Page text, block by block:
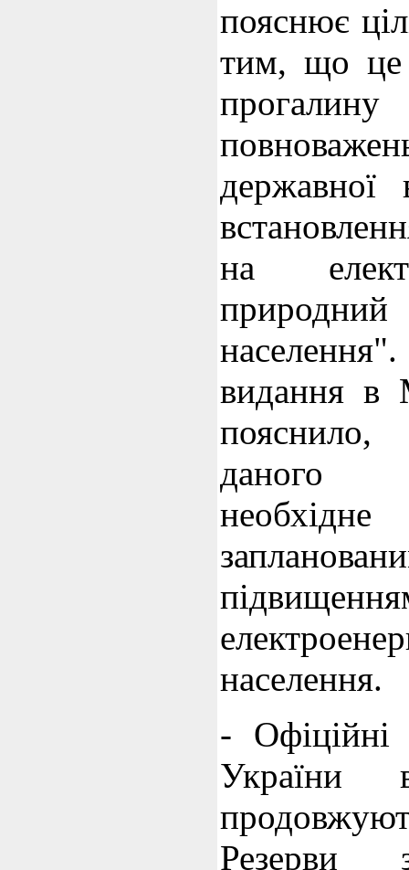
пояснює
тим, що це
державної
на
населення".
видання в
даного
населення.
- Офіційні
Резерви